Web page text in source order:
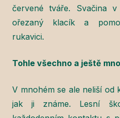
červené tváře. Svačina
ořezaný klacík a
rukavici.
Tohle všechno a ještě
V mnohém se ale neliší od
jak ji známe. Lesní